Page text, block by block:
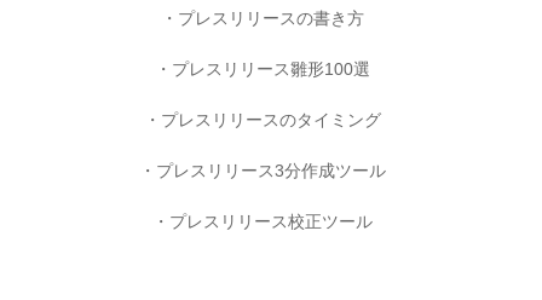
プレスリリースの書き方
プレスリリース雛形100選
プレスリリースのタイミング
プレスリリース3分作成ツール
プレスリリース校正ツール